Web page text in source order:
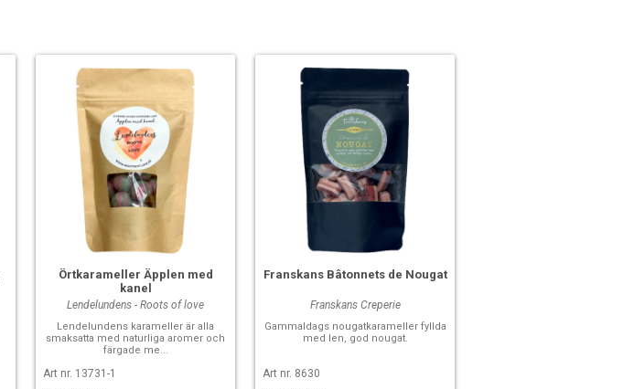
Örtkarameller Äpplen med
kanel
Lendelundens - Roots of love
Lendelundens karameller är alla
smaksatta med naturliga aromer och
färgade me...
Art nr. 13731-1
Franskans Bâtonnets de Nougat
Franskans Creperie
Gammaldags nougatkarameller fyllda
med len, god nougat.
Art nr. 8630